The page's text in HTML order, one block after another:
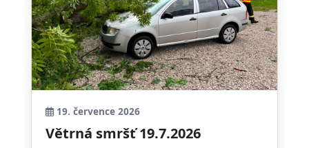
19. července 2026
Větrná smršť 19.7.2026